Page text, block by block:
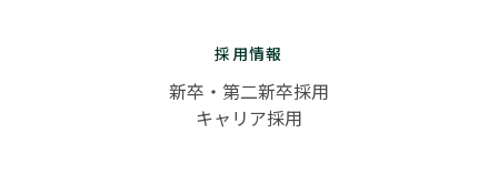
採用情報
新卒・第二新卒採用
キャリア採用